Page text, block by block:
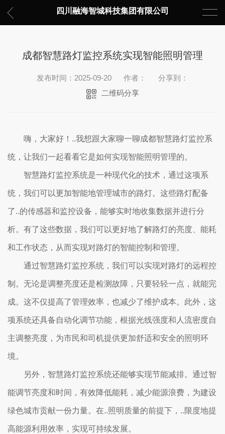
四川融海智城科技集团有限公司
成都智慧路灯监控系统实现智能照明管理
发布时间：2025-09-20 作者：
分享到：
二维码分享
嗨，大家好！..我想跟大家聊一聊成都智慧路灯监控系
统，让我们一起看看它是如何实现智能照明管理的。
智慧路灯监控系统是一种现代化的技术，通过这项系
统，我们可以更加智能地管理城市的路灯。这些路灯配备
了..的传感器和监控设备，能够实时地收集数据并进行分
析。有了这些数据，我们可以更好地了解路灯的亮度、能耗
和工作状态，从而实现对路灯的智能控制和管理。
通过智慧路灯监控系统，我们可以实现对路灯的远程控
制。无论是调整亮度还是检测故障，只要轻轻一点，就能完
成。这不仅提高了管理效率，也减少了维护成本。此外，这
项系统还具备自动化调节功能，根据光线强度和人流密度自
主调整亮度，为市民和司机提供更加舒适和安全的照明环
境。
另外，智慧路灯监控系统还能够实现节能减排。通过智
能调节亮度和时间，有效降低能耗，减少能源浪费，为建设
绿色城市贡献一份力量。在..照明质量的前提下，..限度地提
高能源利用效率，实现可持续发展。